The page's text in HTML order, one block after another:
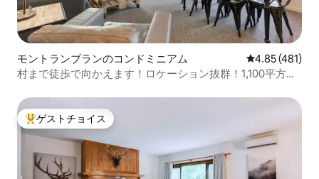
モントランブランのコンドミニアム レビュー481
4.85 (481)
村まで徒歩で向かえます！ロケーション抜群！1,100平方フ
大好評のゲストチョイスです。
ゲストチョイス